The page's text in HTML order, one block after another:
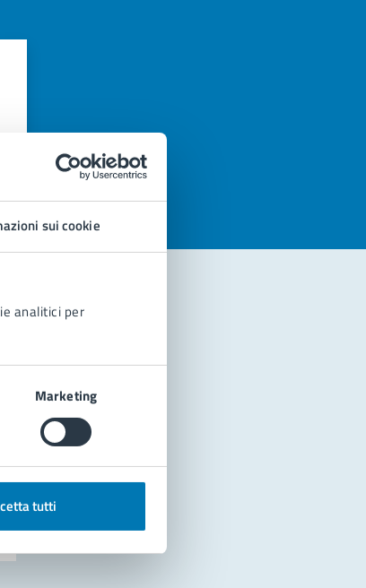
sui cookie
analitici per
Marketing
tutti